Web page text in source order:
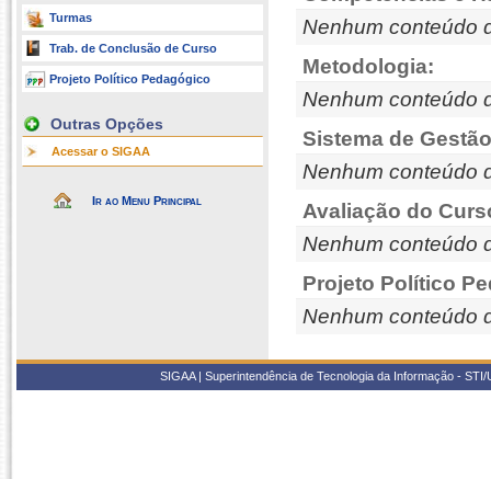
Turmas
Trab. de Conclusão de Curso
Projeto Político Pedagógico
Outras Opções
Acessar o SIGAA
Ir ao Menu Principal
Nenhum conteúdo
Metodologia:
Nenhum conteúdo
Sistema de
Nenhum conteúdo
Avaliação do
Nenhum conteúdo
Projeto Político
Nenhum conteúdo
SIGAA | Superintendência de Tecnologia da Informação -